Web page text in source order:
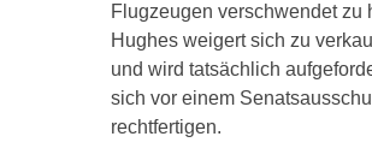
Flugzeugen verschwendet zu
Hughes weigert sich zu
und wird tatsächlich
sich vor einem
rechtfertigen.